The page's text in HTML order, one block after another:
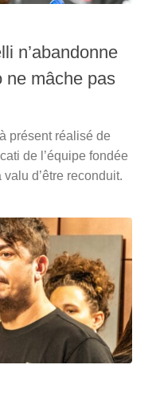
n’abandonne
ne mâche pas
présent réalisé de
de l’équipe fondée
d’être reconduit.